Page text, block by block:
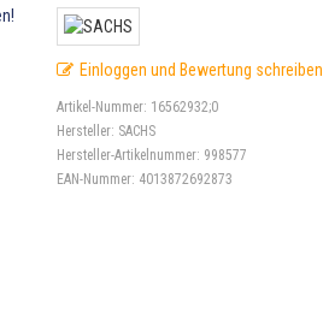
Einloggen und Bewertung schreiben
Artikel-Nummer: 16562932;0
Hersteller: SACHS
Hersteller-Artikelnummer: 998577
EAN-Nummer: 4013872692873